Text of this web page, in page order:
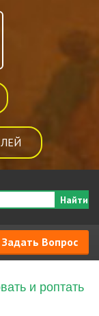
Найти
Задать Вопрос
и роптать